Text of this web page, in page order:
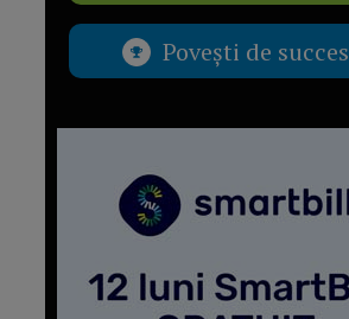
Povești de succes